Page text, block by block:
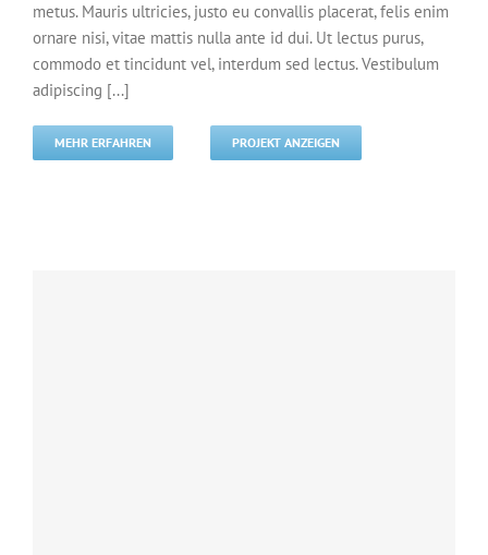
metus. Mauris ultricies, justo eu convallis placerat, felis enim
ornare nisi, vitae mattis nulla ante id dui. Ut lectus purus,
commodo et tincidunt vel, interdum sed lectus. Vestibulum
adipiscing [...]
MEHR ERFAHREN PROJEKT ANZEIGEN